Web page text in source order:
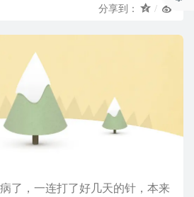
分享到：
，一连打了好几天的针，本来